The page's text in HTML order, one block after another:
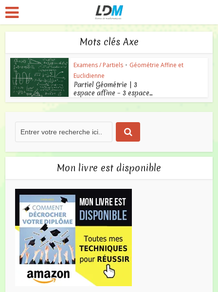
Mots clés Axe
Examens / Partiels • Géométrie Affine et
Euclidienne
Partiel Géométrie | 3
espace affine – 3 espace...
Mon livre est disponible